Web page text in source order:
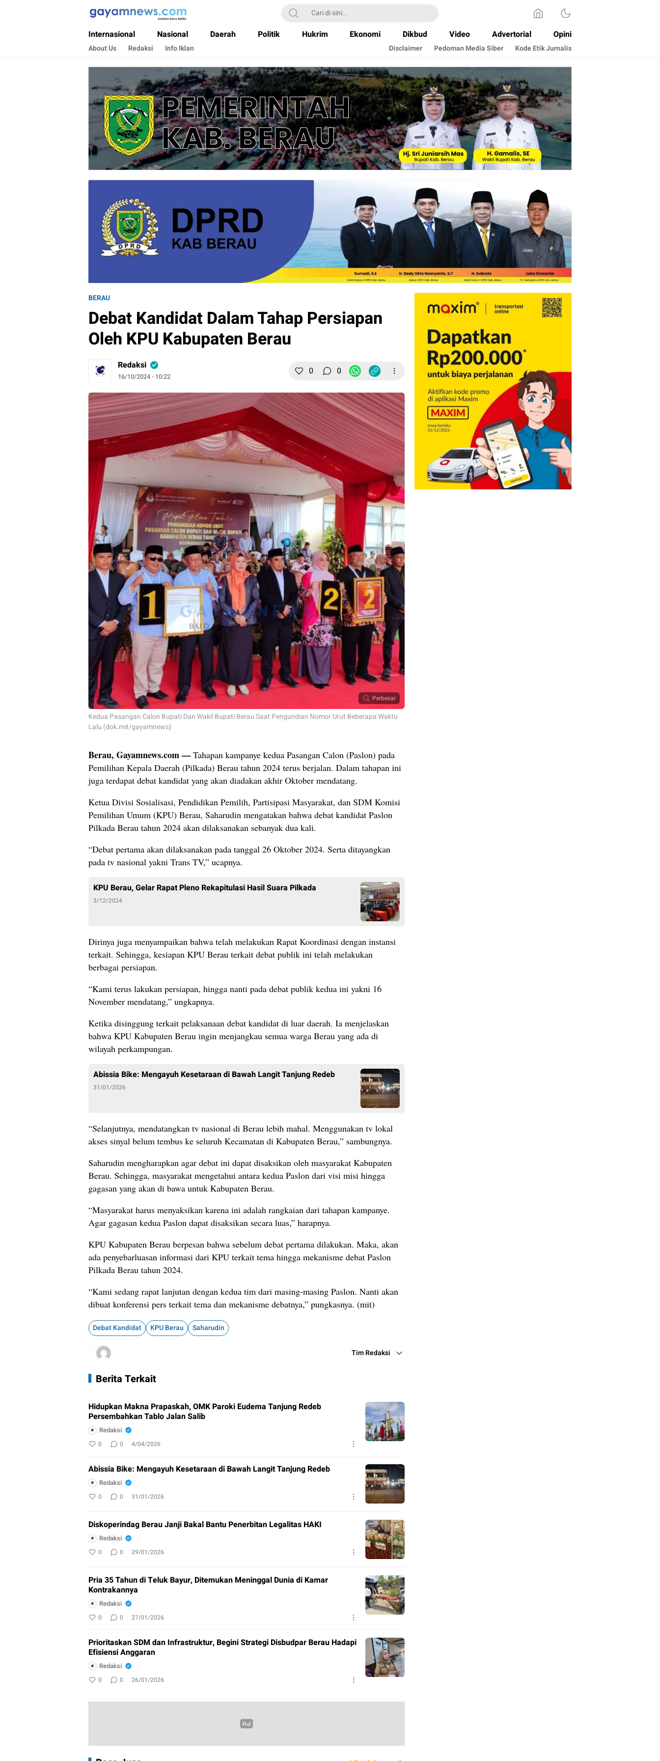
Gayamnews.com
Budaya Baca Berita
Internasional Nasional Daerah Politik Hukrim Ekonomi Dikbud Video Advertorial Opini
About Us Redaksi Info Iklan Disclaimer Pedoman Media Siber Kode Etik Jurnalis
BERAU
Debat Kandidat Dalam Tahap Persiapan
Oleh KPU Kabupaten Berau
Redaksi
16/10/2024 - 10:22 0 0
Perbesar
Kedua Pasangan Calon Bupati Dan Wakil Bupati Berau Saat Pengundian Nomor Urut Beberapa Waktu
Lalu (dok.mit/gayamnews)
Berau, Gayamnews.com — Tahapan kampanye kedua Pasangan Calon (Paslon) pada
Pemilihan Kepala Daerah (Pilkada) Berau tahun 2024 terus berjalan. Dalam tahapan ini
juga terdapat debat kandidat yang akan diadakan akhir Oktober mendatang.
Ketua Divisi Sosialisasi, Pendidikan Pemilih, Partisipasi Masyarakat, dan SDM Komisi
Pemilihan Umum (KPU) Berau, Saharudin mengatakan bahwa debat kandidat Paslon
Pilkada Berau tahun 2024 akan dilaksanakan sebanyak dua kali.
“Debat pertama akan dilaksanakan pada tanggal 26 Oktober 2024. Serta ditayangkan
pada tv nasional yakni Trans TV,” ucapnya.
KPU Berau, Gelar Rapat Pleno Rekapitulasi Hasil Suara Pilkada
3/12/2024
Dirinya juga menyampaikan bahwa telah melakukan Rapat Koordinasi dengan instansi
terkait. Sehingga, kesiapan KPU Berau terkait debat publik ini telah melakukan
berbagai persiapan.
“Kami terus lakukan persiapan, hingga nanti pada debat publik kedua ini yakni 16
November mendatang,” ungkapnya.
Ketika disinggung terkait pelaksanaan debat kandidat di luar daerah. Ia menjelaskan
bahwa KPU Kabupaten Berau ingin menjangkau semua warga Berau yang ada di
wilayah perkampungan.
Abissia Bike: Mengayuh Kesetaraan di Bawah Langit Tanjung Redeb
31/01/2026
“Selanjutnya, mendatangkan tv nasional di Berau lebih mahal. Menggunakan tv lokal
akses sinyal belum tembus ke seluruh Kecamatan di Kabupaten Berau,” sambungnya.
Saharudin mengharapkan agar debat ini dapat disaksikan oleh masyarakat Kabupaten
Berau. Sehingga, masyarakat mengetahui antara kedua Paslon dari visi misi hingga
gagasan yang akan di bawa untuk Kabupaten Berau.
“Masyarakat harus menyaksikan karena ini adalah rangkaian dari tahapan kampanye.
Agar gagasan kedua Paslon dapat disaksikan secara luas,” harapnya.
KPU Kabupaten Berau berpesan bahwa sebelum debat pertama dilakukan. Maka, akan
ada penyebarluasan informasi dari KPU terkait tema hingga mekanisme debat Paslon
Pilkada Berau tahun 2024.
“Kami sedang rapat lanjutan dengan kedua tim dari masing-masing Paslon. Nanti akan
dibuat konferensi pers terkait tema dan mekanisme debatnya,” pungkasnya. (mit)
Debat Kandidat KPU Berau Saharudin
Tim Redaksi
Berita Terkait
Hidupkan Makna Prapaskah, OMK Paroki Eudema Tanjung Redeb
Persembahkan Tablo Jalan Salib
Redaksi
0 0 4/04/2026
Abissia Bike: Mengayuh Kesetaraan di Bawah Langit Tanjung Redeb
Redaksi
0 0 31/01/2026
Diskoperindag Berau Janji Bakal Bantu Penerbitan Legalitas HAKI
Redaksi
0 0 29/01/2026
Pria 35 Tahun di Teluk Bayur, Ditemukan Meninggal Dunia di Kamar
Kontrakannya
Redaksi
0 0 27/01/2026
Prioritaskan SDM dan Infrastruktur, Begini Strategi Disbudpar Berau Hadapi
Efisiensi Anggaran
Redaksi
0 0 26/01/2026